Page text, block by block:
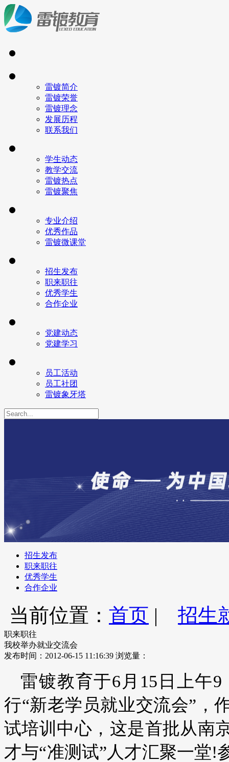
雷镀简介
雷镀荣誉
雷镀理念
发展历程
联系我们
学生动态
教学交流
雷镀热点
雷镀聚焦
专业介绍
优秀作品
雷镀微课堂
招生发布
职来职往
优秀学生
合作企业
党建动态
党建学习
员工活动
员工社团
雷镀象牙塔
招生发布
职来职往
优秀学生
合作企业
当前位置： 首页 | 招生
职来职往
我校举办就业交流会
发布时间：2012-06-15 11:16:39 浏览量：
雷镀教育于6月15日上午
行“新老学员就业交流会”，
试培训中心，这是首批从南
才与“准测试”人才汇聚一堂!